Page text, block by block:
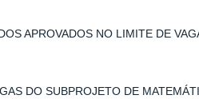
APROVADOS NO LIMITE DE
DO SUBPROJETO DE